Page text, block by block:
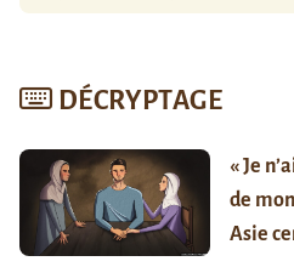
DÉCRYPTAGE
« Je
de
Asie